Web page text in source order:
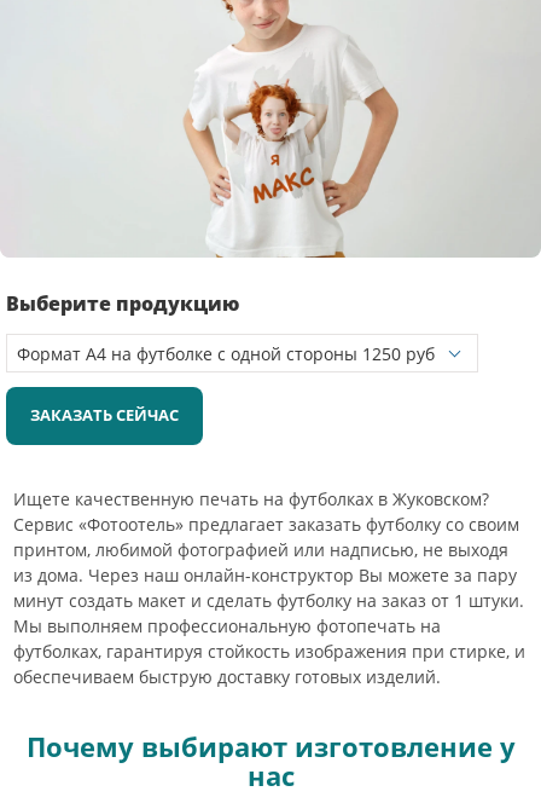
Выберите продукцию
ЗАКАЗАТЬ СЕЙЧАС
Ищете качественную печать на футболках в Жуковском?
Сервис «Фотоотель» предлагает заказать футболку со своим
принтом, любимой фотографией или надписью, не выходя
из дома. Через наш онлайн-конструктор Вы можете за пару
минут создать макет и сделать футболку на заказ от 1 штуки.
Мы выполняем профессиональную фотопечать на
футболках, гарантируя стойкость изображения при стирке, и
обеспечиваем быструю доставку готовых изделий.
Почему выбирают изготовление у
нас